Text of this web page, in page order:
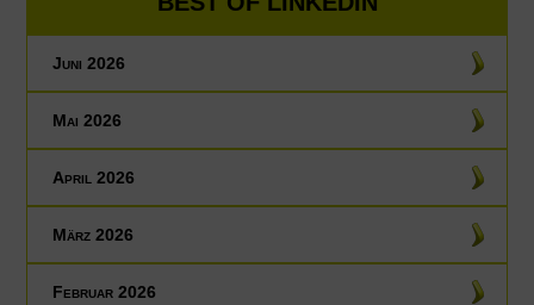
Juni 2026
Mai 2026
April 2026
März 2026
Februar 2026